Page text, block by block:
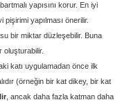
yapısını korur. En iyi
pişirimi yapılması önerilir.
bir miktar düzleşebilir. Buna
oluşturabilir.
katı uygulamadan önce ilk
(örneğin bir kat dikey, bir kat
, ancak daha fazla katman daha